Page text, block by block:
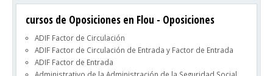
que nunca. Porque preparar el aprobado a tu ritmo, con un
método flexible y que se adapta a tus necesidades es
cursos de Oposiciones en Flou - Oposiciones
ADIF Factor de Circulación
ADIF Factor de Circulación de Entrada y Factor de Entrada
ADIF Factor de Entrada